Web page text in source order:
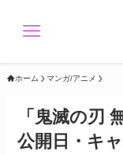
ホーム マンガ/アニメ
「鬼滅の刃
公開日・キ